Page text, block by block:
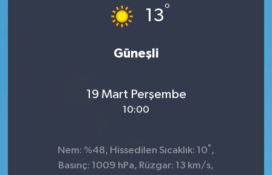
13°
Güneşli
19 Mart Perşembe
10:00
Nem: %48, Hissedilen Sıcaklık: 10°,
Basınç: 1009 hPa, Rüzgar: 13 km/s,